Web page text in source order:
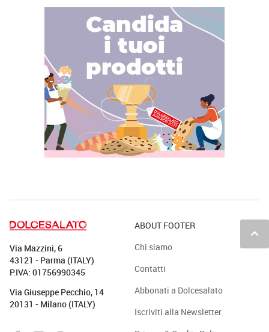
keyboard_arrow_up
Via Mazzini, 6
43121 - Parma (ITALY)
P.IVA: 01756990345
Via Giuseppe Pecchio, 14
20131 - Milano (ITALY)
ABOUT FOOTER
Chi siamo
Contatti
Abbonati a Dolcesalato
Iscriviti alla Newsletter